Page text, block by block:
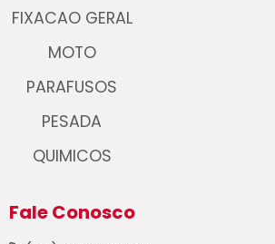
FIXACAO GERAL
MOTO
PARAFUSOS
PESADA
QUIMICOS
Fale Conosco